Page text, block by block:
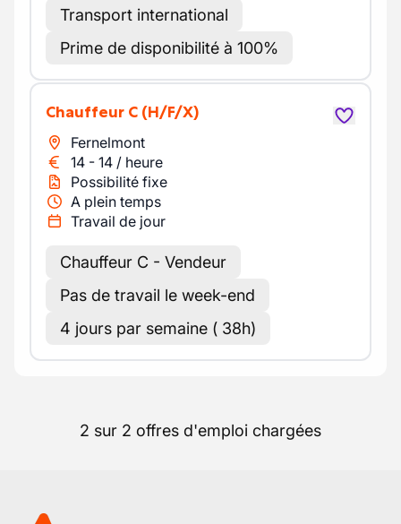
Transport international
Prime de disponibilité à 100%
Chauffeur C (H/F/X)
Fernelmont
14 - 14 / heure
Possibilité fixe
A plein temps
Travail de jour
Chauffeur C - Vendeur
Pas de travail le week-end
4 jours par semaine ( 38h)
2 sur 2 offres d'emploi chargées